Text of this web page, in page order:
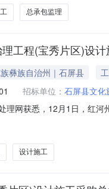
总承包监理
工程(宝秀片区)设
彝族自治州｜石屏县
招标单位： 石屏县文化
理网获悉，12月1日，红
情如下：招标概况招标项
设计施工